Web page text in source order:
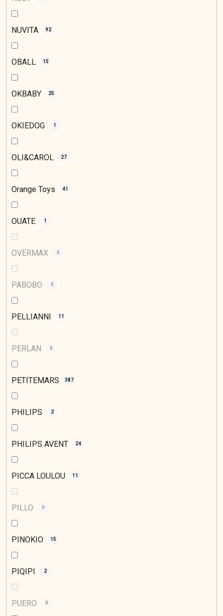
NUVITA 92
OBALL 15
OKBABY 25
OKIEDOG 1
OLI&CAROL 27
Orange Toys 41
OUATE 1
OVERMAX 0
PABOBO 0
PELLIANNI 11
PERLAN 0
PETITEMARS 387
PHILIPS 2
PHILIPS AVENT 24
PICCA LOULOU 11
PILLO 0
PINOKIO 15
PIQIPI 2
PUERO 0